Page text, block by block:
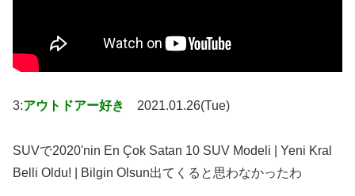
3:アウトドアー好き 2021.01.26(Tue)
SUVで2020'nin En Çok Satan 10 SUV Modeli | Yeni Kral
Belli Oldu! | Bilgin Olsun出てくると思わなかったわ